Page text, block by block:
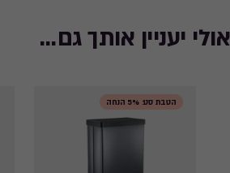
אולי יעניין אותך גם...
הטבת סט: 5% הנחה